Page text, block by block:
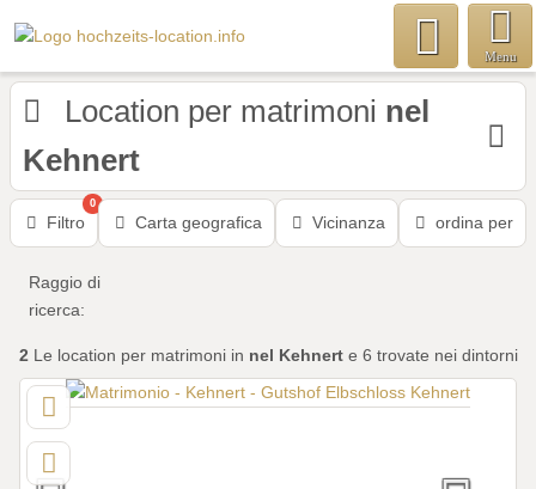
Menu
Location per matrimoni nel
Kehnert
Filtro
0
Carta geografica Vicinanza ordina per
Raggio di
ricerca:
2 Le location per matrimoni in nel Kehnerte 6 trovate nei dintorni